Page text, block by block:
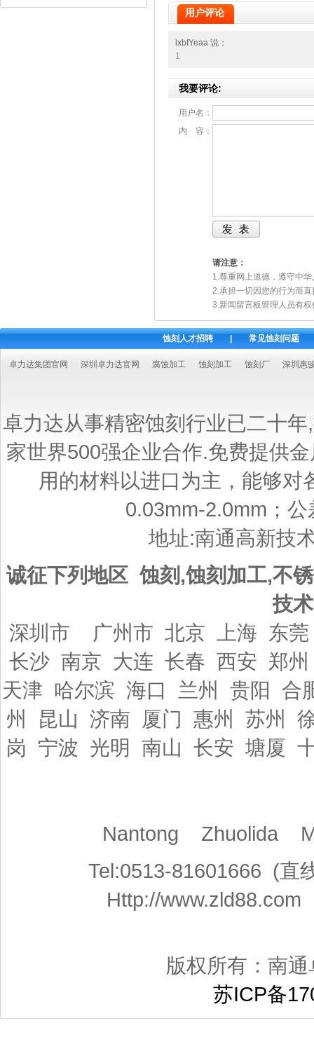
用户评论
lxbfYeaa 说：
1
我要评论:
用户名：
内 容：
请注意：
1.尊重网上道德，遵守中
2.承担一切因您的行为而
3.新闻留言板管理人员有
蚀刻人才招聘 常见蚀刻问题
卓力达集团官网 深圳卓力达官网 腐蚀加工 蚀刻加工 蚀刻厂 深圳惠
卓力达从事精密蚀刻行业已二十
家世界500强企业合作.免费提供
用的材料以进口为主，能够
0.03mm-2.0mm；
地址:南通高新技
诚征下列地区 蚀刻,蚀刻加工,不
技
深圳市 广州市 北京 上海 东
长沙 南京 大连 长春 西安 郑
天津 哈尔滨 海口 兰州 贵阳
州 昆山 济南 厦门 惠州 苏州
岗 宁波 光明 南山 长安 塘厦
Nantong Zhuolida
Tel:0513-81601666 (
Http://
版权所有：南
苏ICP备